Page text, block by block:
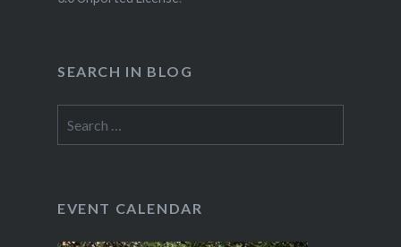
SEARCH IN BLOG
for:
EVENT CALENDAR